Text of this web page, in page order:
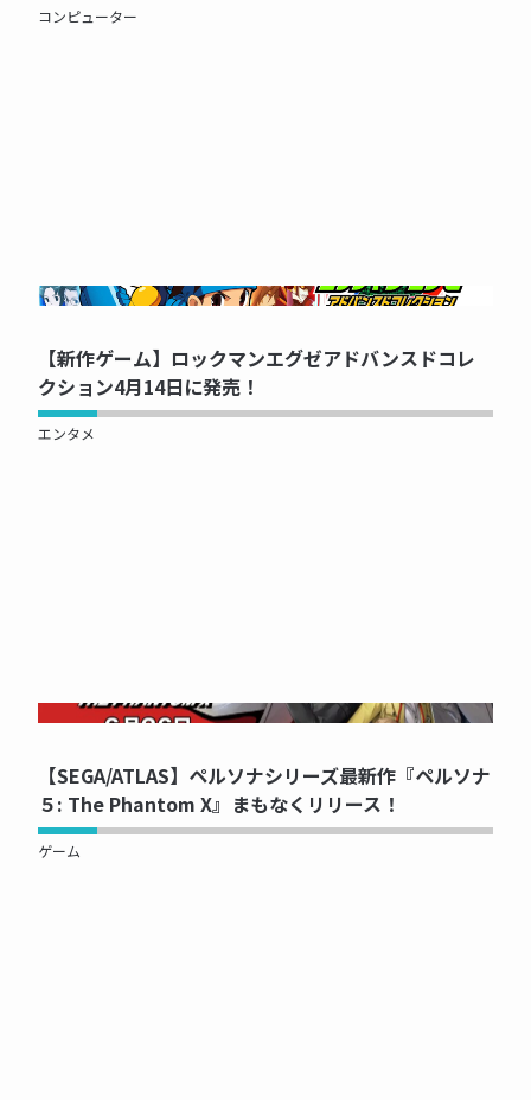
コンピューター
NOW PRINTING...
【新作ゲーム】ロックマンエグゼアドバンスドコレ
クション4月14日に発売！
エンタメ
NOW PRINTING...
【SEGA/ATLAS】ペルソナシリーズ最新作『ペルソナ
５: The Phantom X』まもなくリリース！
ゲーム